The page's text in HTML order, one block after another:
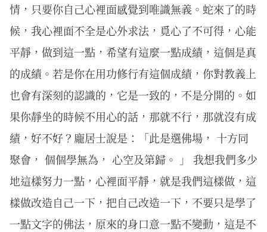
情，只要你自己心裡面感覺到唯識無義。蛇來了的時
候，我心裡面不全是心外求法，覓心了不可得，心能
平靜，做到這一點，希望有這麼一點成績，這個是真
的成績。若是你在用功修行有這個成績，你對教義上
也會有深刻的認識的，它是一致的，不是分開的。如
果你靜坐的時候不用心的話，那就不行，那就沒有成
績，好不好？龐居士說是：「此是選佛場， 十方同
聚會， 個個學無為， 心空及第歸。 」 我想我們多少
地這樣努力一點，心裡面平靜，就是我們這樣做，這
樣做改造自己一下，把自己改造一下，不要只是學了
一點文字的佛法，原來的身口意一點不變動，這是不